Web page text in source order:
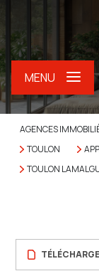
MENU
AGENCES
TOULON
TOULON